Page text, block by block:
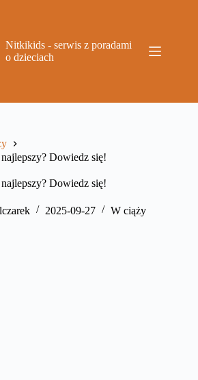
Nitkikids - serwis z poradami
o dzieciach
Dowiedz się!
Dowiedz się!
2025-09-27 W ciąży